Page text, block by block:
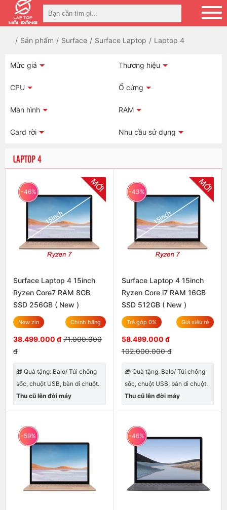
Sản phẩm Surface Surface Laptop Laptop 4
Mức giá Thương hiệu
CPU Ổ cứng
Màn hình RAM
Card rời Nhu cầu sử dụng
LAPTOP 4
-46%
Surface Laptop 4 15inch
Ryzen Core7 RAM 8GB
SSD 256GB ( New )
New zin Chính hãng
38.499.000 đ 71.000.000
đ
🎁 Quà tặng: Balo/ Túi chống
sốc, chuột USB, bàn di chuột.
Thu cũ lên đời máy
-43%
Surface Laptop 4 15inch
Ryzen Core i7 RAM 16GB
SSD 512GB ( New )
Trả góp 0% Giá siêu rẻ
58.499.000 đ
102.000.000 đ
🎁 Quà tặng: Balo/ Túi chống
sốc, chuột USB, bàn di chuột.
Thu cũ lên đời máy
-59% -46%